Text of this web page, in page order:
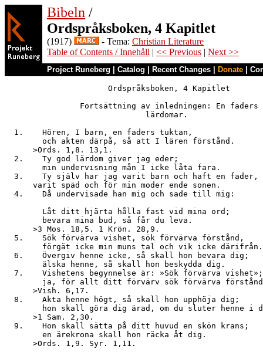
Bibeln /
Ordspråksboken, 4 Kapitlet
(1917) - Tema: Christian Literature
Table of Contents / Innehåll | << Previous | Next >>
Project Runeberg Catalog Recent Changes Donate
                      Ordspråksboken, 4 Kapitlet
                Fortsättning av inledningen: En faders
                              lärdomar.
  1.    Hören, I barn, en faders tuktan,
        och akten därpå, så att I lären förstånd.
      >Ords. 1,8. 13,1.
  2.    Ty god lärdom giver jag eder;
        min undervisning mån I icke låta fara.
  3.    Ty själv har jag varit barn och haft en fader,
      varit späd och för min moder ende sonen.
  4.    Då undervisade han mig och sade till mig:
        Låt ditt hjärta hålla fast vid mina ord;
        bevara mina bud, så får du leva.
      >3 Mos. 18,5. 1 Krön. 28,9.
  5.    Sök förvärva vishet, sök förvärva förstånd,
        förgät icke min muns tal och vik icke därifrån.
  6.    Övergiv henne icke, så skall hon bevara dig;
        älska henne, så skall hon beskydda dig.
  7.    Vishetens begynnelse är: »Sök förvärva vishet»;
ja, för allt ditt förvärv sök förvärva
      >Vish. 6,17.
  8.    Akta henne högt, så skall hon upphöja dig;
hon skall göra dig ärad, om du sluter henne i
      >1 Sam. 2,30.
  9.    Hon skall sätta på ditt huvud en skön krans;
        en ärekrona skall hon räcka åt dig.
      >Ords. 1,9. Syr. 1,11.